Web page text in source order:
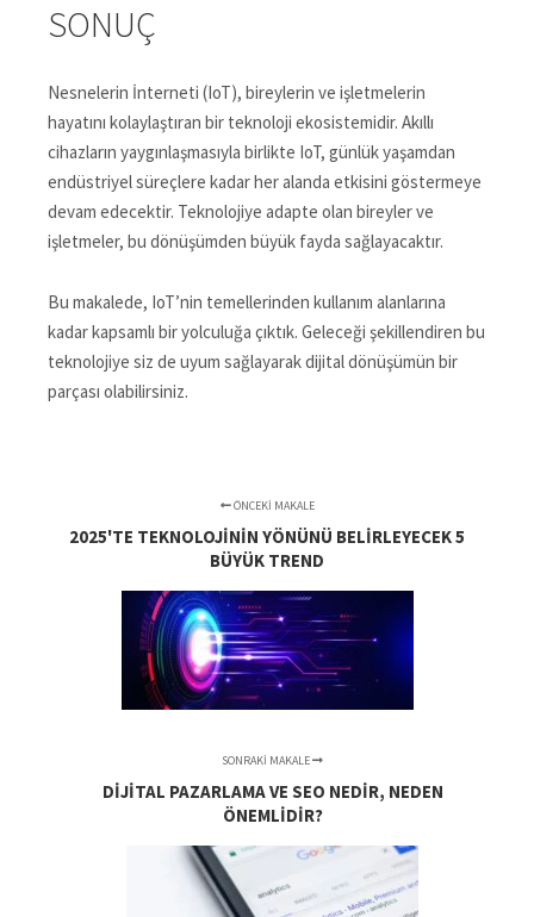
SONUÇ
Nesnelerin İnterneti (IoT), bireylerin ve işletmelerin
hayatını kolaylaştıran bir teknoloji ekosistemidir. Akıllı
cihazların yaygınlaşmasıyla birlikte IoT, günlük yaşamdan
endüstriyel süreçlere kadar her alanda etkisini göstermeye
devam edecektir. Teknolojiye adapte olan bireyler ve
işletmeler, bu dönüşümden büyük fayda sağlayacaktır.
Bu makalede, IoT’nin temellerinden kullanım alanlarına
kadar kapsamlı bir yolculuğa çıktık. Geleceği şekillendiren bu
teknolojiye siz de uyum sağlayarak dijital dönüşümün bir
parçası olabilirsiniz.
ÖNCEKI MAKALE
2025'TE TEKNOLOJININ YÖNÜNÜ BELIRLEYECEK 5
BÜYÜK TREND
SONRAKI MAKALE
DIJITAL PAZARLAMA VE SEO NEDIR, NEDEN
ÖNEMLIDIR?